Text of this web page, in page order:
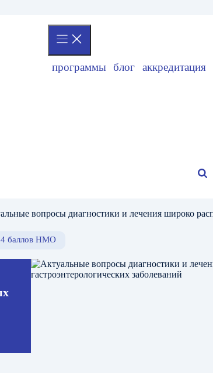
программы блог аккредитация
вопросы диагностики и лечения широко
баллов НМО